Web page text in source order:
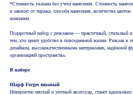
*Стоимость указана без учета нанесения. Стоимость
и зависит от тиража, способа нанесения, количества
компании.
Подарочный набор с рюкзаком — практичный, стильный и
тем, кто ценит удобство в повседневной жизни. Рюкзак в
дизайном, высококачественными материалами, надёжной
организацией пространства.
В наборе
Шарф Forges вязаный
Невероятно мягкий и уютный аксессуар, станет идеальным